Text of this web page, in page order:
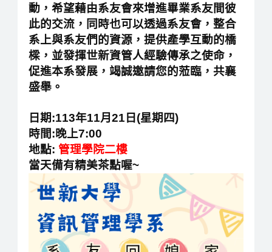
動，希望藉由系友會來增進畢業系友間彼
此的交流，同時也可以透過系友會，整合
系上與系友們的資源，提供產學互動的橋
樑，並發揮世新資管人經驗傳承之使命，
促進本系發展，竭誠邀請您的蒞臨，共襄
盛舉。
日期:113年11月21日(星期四)
時間:晚上7:00
地點: 管理學院二樓
當天備有精美茶點喔~